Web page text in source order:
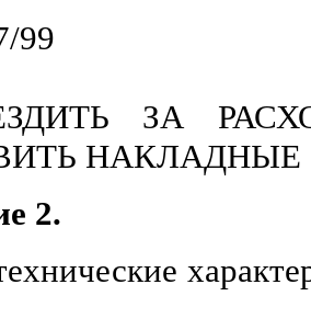
99
ЗА
НАКЛАДНЫЕ
2.